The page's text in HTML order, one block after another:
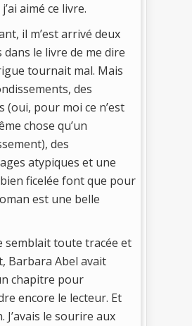
aimé ce livre.
il m’est arrivé deux
le livre de me dire
tournait mal. Mais
des
(oui, pour moi ce n’est
chose qu’un
des
atypiques et une
ficelée font que pour
est une belle
semblait toute tracée et
Barbara Abel avait
chapitre pour
encore le lecteur. Et
J’avais le sourire aux